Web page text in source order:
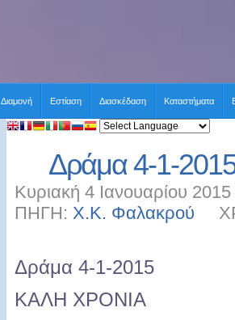
Διαμονή Εστίαση Διασκέδαση Καταστήματα
Δράμα 4-1-
Κυριακή 4 Ιανουαρίου
ΠΗΓΗ: Χ.Κ. Φαλακρού
Δράμα 4-1-2015
ΚΑΛΗ ΧΡΟΝΙΑ